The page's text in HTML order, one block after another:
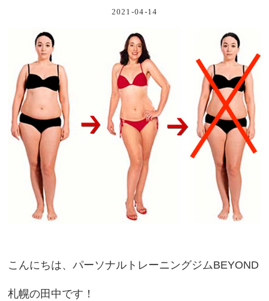
2021-04-14
こんにちは、パーソナルトレーニングジムBEYOND
札幌の田中です！